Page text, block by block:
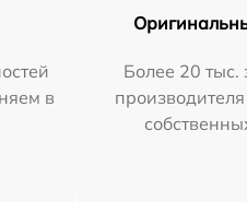
в
Более 20 тыс.